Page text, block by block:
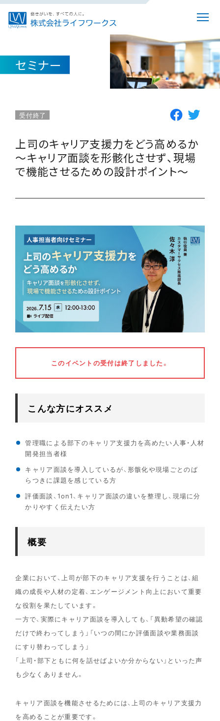
セミナー
受付終了
上司のキャリア支援力をどう高めるか
～キャリア面談を形骸化させず、現場
で機能させるための設計ポイント～
このイベントの受付は終了しました。
こんな方にオススメ
管理職による部下のキャリア支援力を高めたい人事・人材
開発担当者様
キャリア面談を導入しているが、形骸化や現場ごとのば
らつきに課題を感じている方
評価面談、1on1、キャリア面談の違いを整理し、現場に分
かりやすく伝えたい方
概要
企業において、上司が部下のキャリア支援を行うことは、組
織の成長や人材の定着、エンゲージメント向上において重要
な役割を果たしています。
一方で、実際にキャリア面談を導入しても、「異動希望の確認
だけで終わってしまう」「いつの間にか評価面談や業務面談
にすり替わってしまう」
「上司・部下ともに何を話せばよいか分からない」といった声
も少なくありません。
キャリア面談を機能させるためには、上司のキャリア支援力
を高めることが重要です。